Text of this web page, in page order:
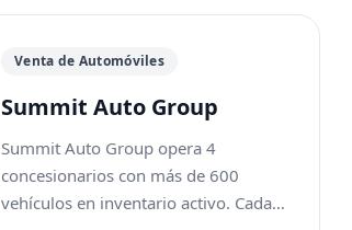
generaba frustración en los clientes y
entrega.
Venta de Automóviles
Summit Auto Group
Summit Auto Group opera 4
concesionarios con más de 600
vehículos en inventario activo. Cada